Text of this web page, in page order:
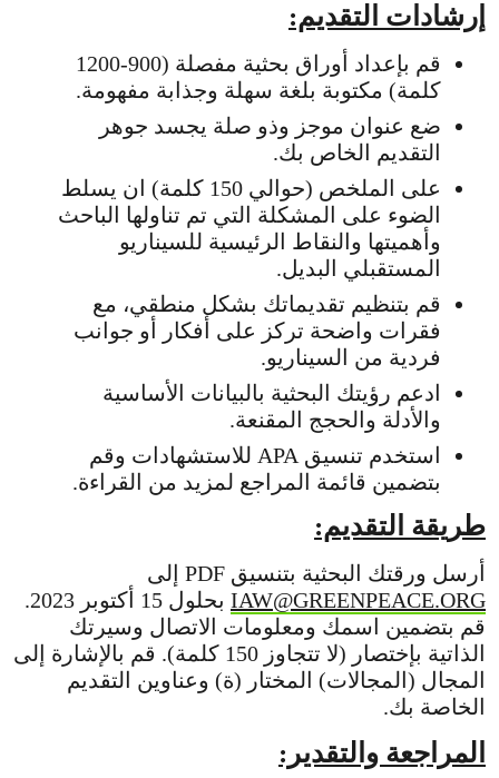
إرشادات التقديم:
قم بإعداد أوراق بحثية مفصلة (900-1200
كلمة) مكتوبة بلغة سهلة وجذابة مفهومة.
ضع عنوان موجز وذو صلة يجسد جوهر
التقديم الخاص بك.
على الملخص (حوالي 150 كلمة) ان يسلط
الضوء على المشكلة التي تم تناولها الباحث
وأهميتها والنقاط الرئيسية للسيناريو
المستقبلي البديل.
قم بتنظيم تقديماتك بشكل منطقي، مع
فقرات واضحة تركز على أفكار أو جوانب
فردية من السيناريو.
ادعم رؤيتك البحثية بالبيانات الأساسية
والأدلة والحجج المقنعة.
استخدم تنسيق APA للاستشهادات وقم
بتضمين قائمة المراجع لمزيد من القراءة.
طريقة التقديم:
أرسل ورقتك البحثية بتنسيق PDF إلى
IAW@GREENPEACE.ORG
بحلول 15 أكتوبر 2023.
قم بتضمين اسمك ومعلومات الاتصال وسيرتك
الذاتية بإختصار (لا تتجاوز 150 كلمة). قم بالإشارة إلى
المجال (المجالات) المختار (ة) وعناوين التقديم
الخاصة بك.
المراجعة والتقدير: